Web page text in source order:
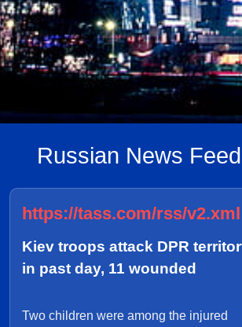
Russian News
https://tass.com/rss/v2.xml
Kiev troops attack DPR
in past day, 11 wounded
Two children were among the injured